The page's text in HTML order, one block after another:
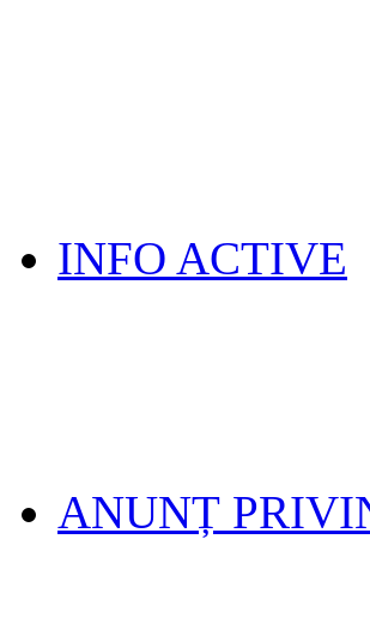
INFO ACTIVE
ANUNȚ